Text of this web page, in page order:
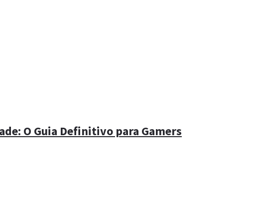
O Guia Definitivo para Gamers